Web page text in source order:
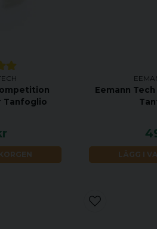
Tanfoglio
Eemann
LÄGG I